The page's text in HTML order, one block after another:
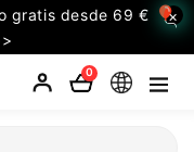
gratis desde 69 €
×
0